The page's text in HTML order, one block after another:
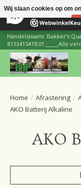
Handelsnaam: Bakker's
813341541B01._____Alle
Home / Afrastering /
AKO Batterij Alkaline
AKO
Wij slaan cookies op om